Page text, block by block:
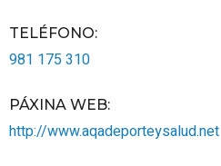
TELÉFONO:
981 175 310
PÁXINA WEB:
http://www.aqadeporteysalud.net